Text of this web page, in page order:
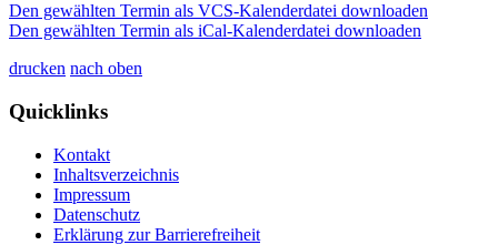
Den gewählten Termin als VCS-Kalenderdatei downloaden
Den gewählten Termin als iCal-Kalenderdatei downloaden
drucken nach oben
Quicklinks
Kontakt
Inhaltsverzeichnis
Impressum
Datenschutz
Erklärung zur Barrierefreiheit